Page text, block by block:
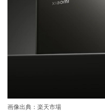
画像出典：楽天市場